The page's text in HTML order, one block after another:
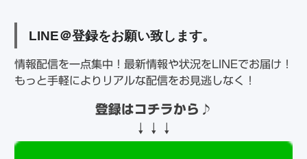
LINE＠登録をお願い致します。
情報配信を一点集中！最新情報や状況をLINEでお届け！
もっと手軽によりリアルな配信をお見逃しなく！
登録はコチラから ♪
↓↓↓